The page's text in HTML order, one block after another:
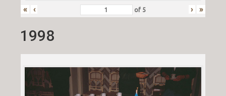
« ‹ of 5 › »
1998